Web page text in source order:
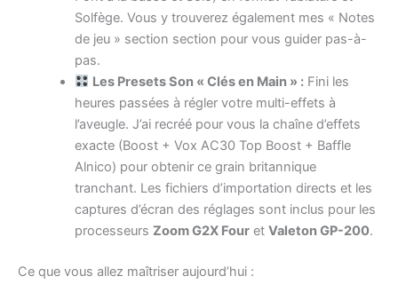
Solfège. Vous y trouverez également mes « Notes
de jeu » section section pour vous guider pas-à-
pas.
Les Presets Son « Clés en Main » : Fini les
heures passées à régler votre multi-effets à
l’aveugle. J’ai recréé pour vous la chaîne d’effets
exacte (Boost + Vox AC30 Top Boost + Baffle
Alnico) pour obtenir ce grain britannique
tranchant. Les fichiers d’importation directs et les
captures d’écran des réglages sont inclus pour les
processeurs Zoom G2X Fouret Valeton GP-200.
Ce que vous allez maîtriser aujourd’hui :